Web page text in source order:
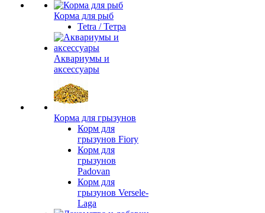
Корма для рыб
Tetra / Тетра
Аквариумы и
аксессуары
Корма для грызунов
Корм для
грызунов Fiory
Корм для
грызунов
Padovan
Корм для
грызунов Versele-
Laga